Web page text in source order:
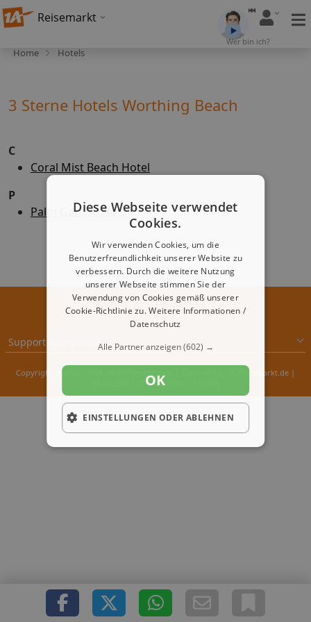
Reisemarkt
Wer bin ich?
Home Hotels
3 Sterne Hotels Worthing Beach
C
Coral Mist Beach Hotel
P
Palm Garden Hotel
Support & Impressum
Copyright © 2000 - 2026 1A-Infosysteme.de | Content by: 1A-Reisemarkt.de |
| CFo: No|PATH ( 0.397)
Diese Webseite verwendet
Cookies.
Wir verwenden Cookies, um die
Benutzerfreundlichkeit unserer Website zu
verbessern. Durch die weitere Nutzung
unserer Webseite stimmen Sie der
Verwendung von Cookies gemäß unserer
Cookie-Richtlinie zu.Weitere Informationen /
Datenschutz
Alle Partner anzeigen(602) →
OK
EINSTELLUNGEN ODER ABLEHNEN